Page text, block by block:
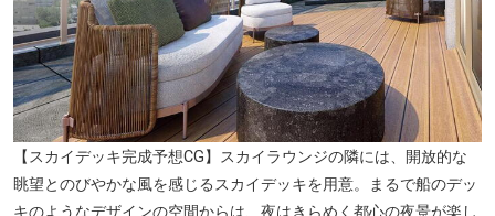
【スカイデッキ完成予想CG】スカイラウンジの隣には、開放的な
眺望とのびやかな風を感じるスカイデッキを用意。まるで船のデッ
キのようなデザインの空間からは、夜はきらめく都心の夜景が楽し